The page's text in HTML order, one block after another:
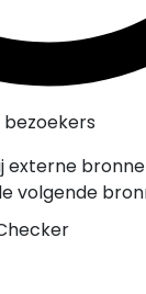
externe
volgende